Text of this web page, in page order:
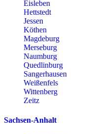
Eisleben
Hettstedt
Jessen
Köthen
Magdeburg
Merseburg
Naumburg
Quedlinburg
Sangerhausen
Weißenfels
Wittenberg
Zeitz
Sachsen-Anhalt